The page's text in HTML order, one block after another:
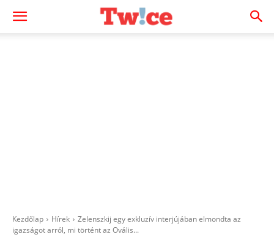
Kezdőlap Hírek
Zelenszkij egy exkluzív interjújában elmondta az
igazságot arról, mi történt az Ovális...